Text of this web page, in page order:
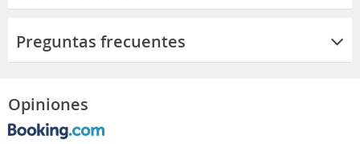
Preguntas frecuentes
Opiniones